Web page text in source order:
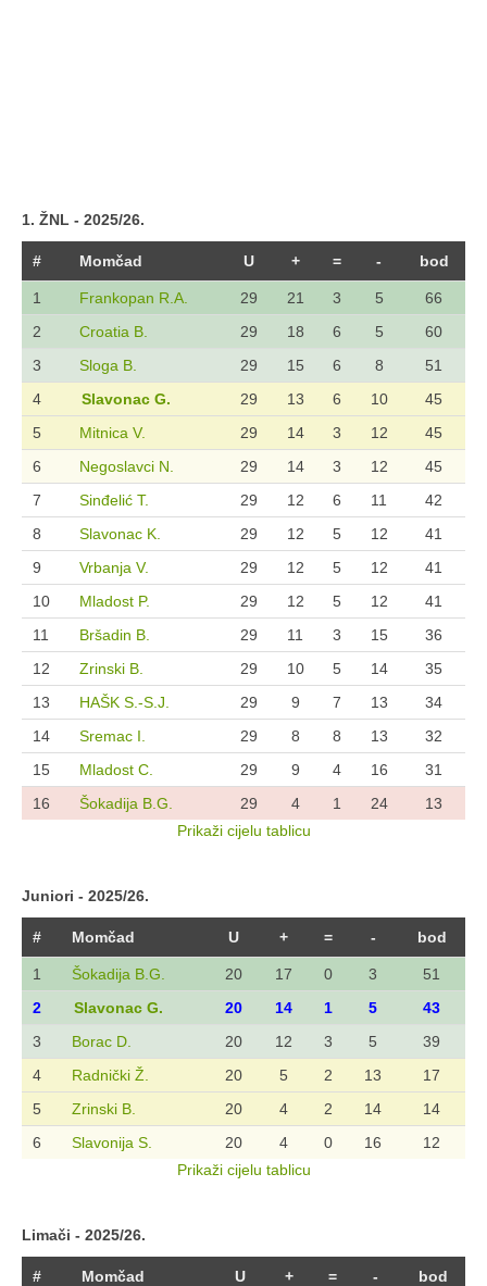
1. ŽNL - 2025/26.
# Momčad U + = - bod
1 Frankopan R.A. 29 21 3 5
66
2
Croatia B. 29 18 6 5
60
3
Sloga B. 29 15 6 8
51
4
Slavonac G. 29 13 6 10
45
5
Mitnica V. 29 14 3 12
45
6
Negoslavci N. 29 14 3 12
45
7
Sinđelić T. 29 12 6 11
42
8
Slavonac K. 29 12 5 12
41
9
Vrbanja V. 29 12 5 12
41
10
Mladost P. 29 12 5 12
41
11
Bršadin B. 29 11 3 15
36
12
Zrinski B. 29 10 5 14
35
13
HAŠK S.-S.J. 29 9 7 13
34
14
Sremac I. 29 8 8 13
32
15
Mladost C. 29 9 4 16
31
16
Šokadija B.G. 29 4 1 24
13
Prikaži cijelu tablicu
Juniori - 2025/26.
# Momčad U + = - bod
1 Šokadija B.G. 20 17 0 3
51
2
Slavonac G. 20 14 1 5
43
3
Borac D. 20 12 3 5
39
4
Radnički Ž. 20 5 2 13
17
5
Zrinski B. 20 4 2 14
14
6
Slavonija S. 20 4 0 16
12
Prikaži cijelu tablicu
Limači - 2025/26.
# Momčad U + = - bod